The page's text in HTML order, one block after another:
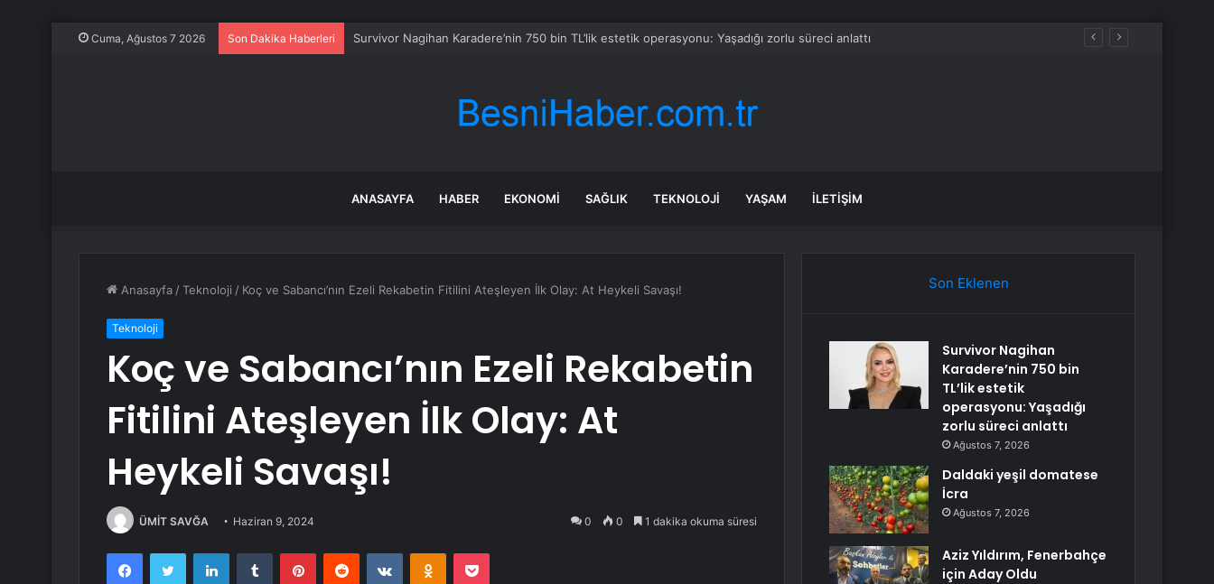
Cuma, Ağustos 7 2026 Son Dakika Haberleri Daldaki yeşil domatese İcra
ANASAYFA HABER EKONOMI SAĞLIK TEKNOLOJI YAŞAM İLETIŞIM
Anasayfa /Teknoloji / Koç ve Sabancı’nın Ezeli Rekabetin Fitilini Ateşleyen İlk Olay: At Heykeli Savaşı!
Teknoloji
Koç ve Sabancı’nın Ezeli Rekabetin
Fitilini Ateşleyen İlk Olay: At
Heykeli Savaşı!
ÜMİT SAVĞA Haziran 9, 2024 0 0 1 dakika okuma süresi
FacebookTwitter LinkedInTumblr PinterestReddit VKontakteOdnoklassniki
Pocket
Son Eklenen
Survivor Nagihan
Karadere’nin 750 bin
TL’lik estetik
operasyonu: Yaşadığı
zorlu süreci anlattı
Ağustos 7, 2026
Daldaki yeşil domatese
İcra
Ağustos 7, 2026
Aziz Yıldırım, Fenerbahçe
için Aday Oldu